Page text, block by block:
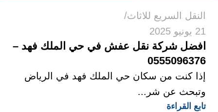
النقل السريع للاثاث
21 يونيو 2025
افضل شركة نقل عفش في حي الملك فهد –
0555096376
إذا كنت من سكان حي الملك فهد في الرياض
وتبحث عن شر...
تابع القراءة